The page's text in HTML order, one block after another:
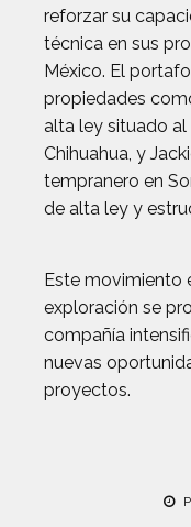
reforzar su
técnica en sus
México. El
propiedades
alta ley situado al
Chihuahua, y
tempranero en
de alta ley y
Este movimiento
exploración se
compañía
nuevas
proyectos.